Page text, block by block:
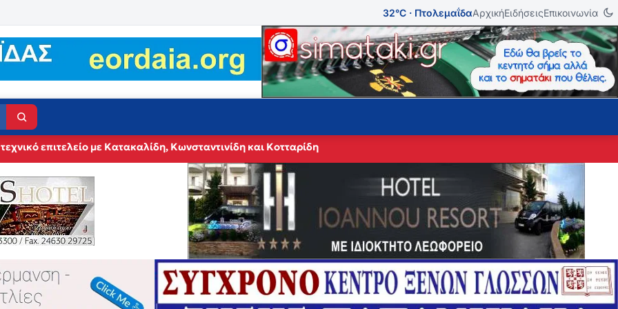
32°C · ΠτολεμαΐδαΑρχικήΕιδήσειςΕπικοινωνία
επιτελείο με Κατακαλίδη, Κωνσταντινίδη και Κοτταρίδη